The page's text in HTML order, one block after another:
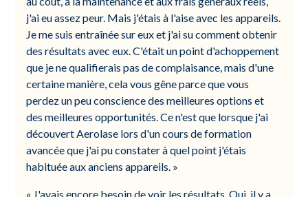
j'ai eu assez peur. Mais j'étais à l'aise avec les appareils.
Je me suis entraînée sur eux et j'ai su comment obtenir
des résultats avec eux. C'était un point d'achoppement
que je ne qualifierais pas de complaisance, mais d'une
certaine manière, cela vous gêne parce que vous
perdez un peu conscience des meilleures options et
des meilleures opportunités. Ce n'est que lorsque j'ai
découvert Aerolase lors d'un cours de formation
avancée que j'ai pu constater à quel point j'étais
habituée aux anciens appareils. »
« J'avais encore besoin de voir les résultats. Oui, il y a